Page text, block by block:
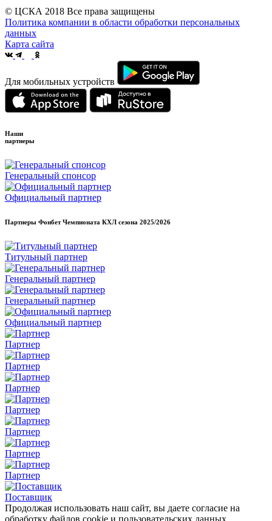
© ЦСКА 2018 Все права защищены
Политика компании в области обработки персональных
данных
Карта сайта
Для мобильных устройств
Наши
партнеры
Генеральный спонсор
Официальный партнер
Партнеры Фонбет Чемпионата КХЛ сезона 2025/2026
Титульный партнер
Генеральный партнер
Генеральный партнер
Официальный партнер
Партнер
Партнер
Партнер
Партнер
Партнер
Партнер
Партнер
Поставщик
Продолжая использовать наш сайт, вы даете согласие на